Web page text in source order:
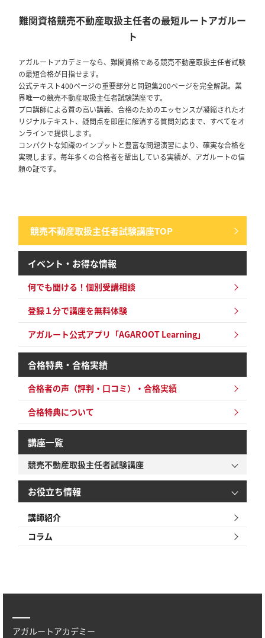
全資格種
【ご案内】年末年始の営業について
【ご案内】※重要※【2024年12月10日実施】メンテナンスのお知らせ
2024/12/02 競売不動産取扱主任者
【リリース情報】競売不動産取扱主任者試験｜2025年度合格目標 合格総
合講義
2024/08/14 競売不動産取扱主任者
【リリース情報】競売不動産取扱主任者試験｜【2024年合格目標】ゼロ
から合格講座
難関資格競売不動産取扱主任者の最短ルートアガルー
ト
アガルートアカデミーなら、難関資格である競売不動産取扱主任者試験
の最短合格が目指せます。
公式テキスト400ページの重要部分と問題集200ページを完全解説。業
界唯一の競売不動産取扱主任者試験講座です。
プロ講師による質の高い講義、合格のためのエッセンスが凝縮されたオ
リジナルテキスト、疑問点を即座に解消する質問対応まで、すべてをオ
ンラインで提供します。
コンパクトな知識のインプットと豊富な問題演習により、確実な合格を
実現します。毎年多くの合格者を輩出している実績が、アガルートの信
頼の証です。
競売不動産取扱主任者試験講座TOP
イベント・お得な情報
何でも聞ける！個別受講相談
登録１分で講座を無料体験
アガルート公式アプリ「AGAROOT Learning」
合格特典・合格実績
合格者の声（評判・口コミ）・合格実績
合格特典について
講座一覧
競売不動産取扱主任者試験講座
お役立ち情報
講師紹介
コラム
アガルートアカデミー